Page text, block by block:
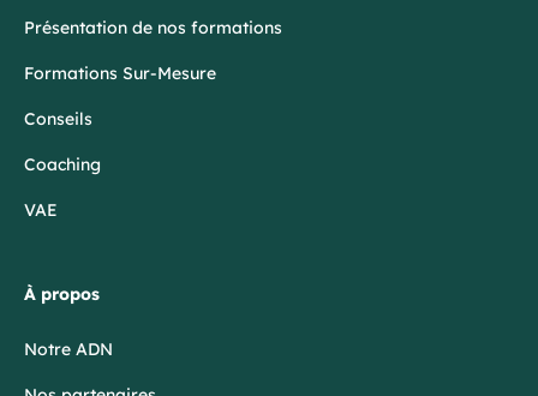
Présentation de nos formations
Formations Sur-Mesure
Conseils
Coaching
VAE
À propos
Notre ADN